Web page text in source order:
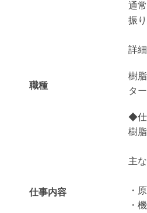
通
振
詳
職種
樹
ター
仕事内容
◆
樹
主
・
・